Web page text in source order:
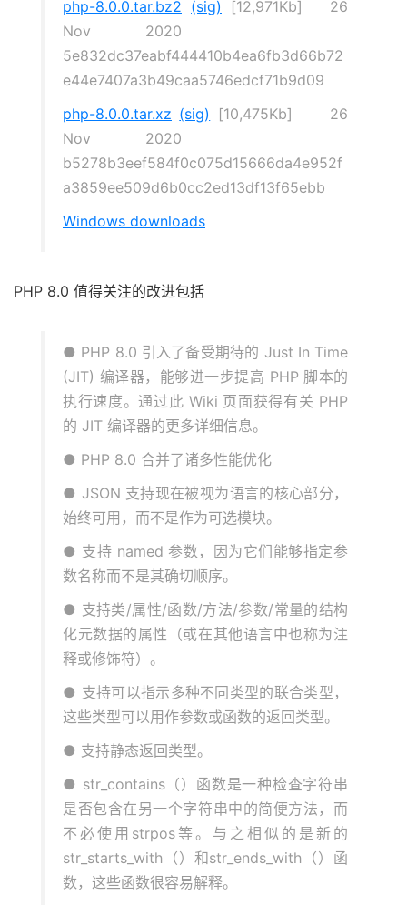
php-8.0.0.tar.bz2 (sig) [12,971Kb] 26
Nov 2020
5e832dc37eabf444410b4ea6fb3d66b72
e44e7407a3b49caa5746edcf71b9d09
php-8.0.0.tar.xz (sig)
[10,475Kb] 26
Nov 2020
b5278b3eef584f0c075d15666da4e952f
a3859ee509d6b0cc2ed13df13f65ebb
Windows downloads
PHP 8.0 值得关注的改进包括
● PHP 8.0 引入了备受期待的 Just In Time
(JIT) 编译器，能够进一步提高 PHP 脚本的
执行速度。通过此 Wiki 页面获得有关 PHP
的 JIT 编译器的更多详细信息。
● PHP 8.0 合并了诸多性能优化
● JSON 支持现在被视为语言的核心部分，
始终可用，而不是作为可选模块。
● 支持 named 参数，因为它们能够指定参
数名称而不是其确切顺序。
● 支持类/属性/函数/方法/参数/常量的结构
化元数据的属性（或在其他语言中也称为注
释或修饰符）。
● 支持可以指示多种不同类型的联合类型，
这些类型可以用作参数或函数的返回类型。
● 支持静态返回类型。
● str_contains（）函数是一种检查字符串
是否包含在另一个字符串中的简便方法，而
不必使用strpos等。与之相似的是新的
str_starts_with（）和str_ends_with（）函
数，这些函数很容易解释。